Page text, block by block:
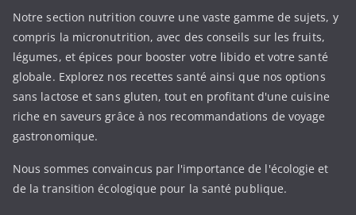
Notre section nutrition couvre une vaste gamme de sujets, y
compris la micronutrition, avec des conseils sur les fruits,
légumes, et épices pour booster votre libido et votre santé
globale. Explorez nos recettes santé ainsi que nos options
sans lactose et sans gluten, tout en profitant d'une cuisine
riche en saveurs grâce à nos recommandations de voyage
gastronomique.
Nous sommes convaincus par l'importance de l'écologie et
de la transition écologique pour la santé publique.